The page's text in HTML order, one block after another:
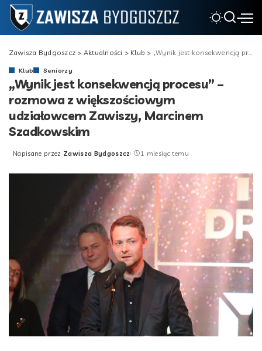
Zawisza Bydgoszcz > Aktualności > Klub > „Wynik jest konsekwencją procesu” – rozmowa z większościowym udziałowcem Zawiszy, Marcinem Szadkowskim
Klub Seniorzy
„Wynik jest konsekwencją procesu” –
rozmowa z większościowym
udziałowcem Zawiszy, Marcinem
Szadkowskim
Posted
Napisane przez Zawisza Bydgoszcz 1 miesiąc temu